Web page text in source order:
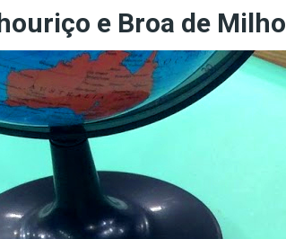
e Broa de Milho